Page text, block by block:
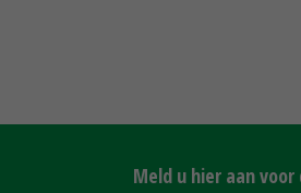
Meld u hier aan